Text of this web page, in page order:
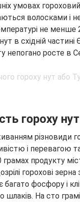
умовах
волосками і
не менше
в східній частині
непогано росте в
гороху нут
різновиди
і перевагою
грамах продукту
горохові
фосфору і
На сто